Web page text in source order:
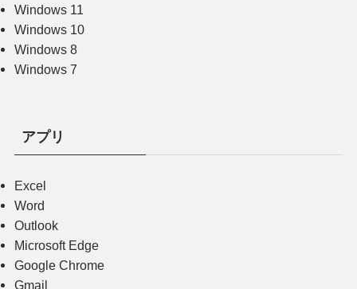
Windows 11
Windows 10
Windows 8
Windows 7
アプリ
Excel
Word
Outlook
Microsoft Edge
Google Chrome
Gmail